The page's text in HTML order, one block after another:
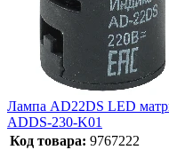
Лампа AD22DS LED
ADDS-230-K01
Код товара: 9767222